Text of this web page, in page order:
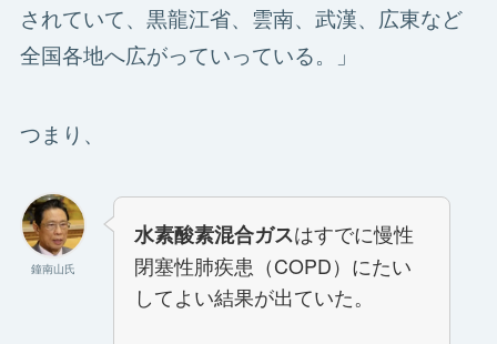
されていて、黒龍江省、雲南、武漢、広東など
全国各地へ広がっていっている。」
つまり、
鐘南山氏
水素酸素混合ガスはすでに慢性
閉塞性肺疾患（COPD）にたい
してよい結果が出ていた。